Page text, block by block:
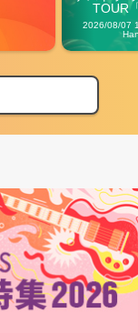
TOUR
2026/08/07